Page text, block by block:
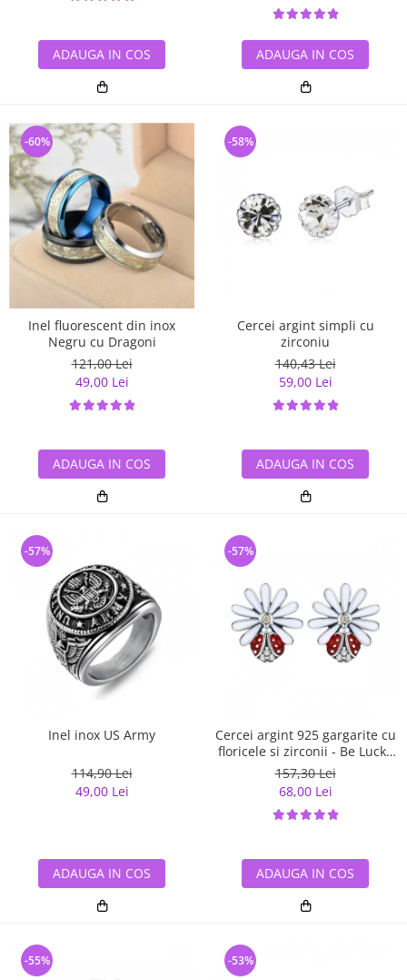
ADAUGA IN COS ADAUGA IN COS
Inel fluorescent din inox
Negru cu Dragoni
121,00 Lei
49,00 Lei
-60%
ADAUGA IN COS
Cercei argint simpli cu
zirconiu
140,43 Lei
59,00 Lei
-58%
ADAUGA IN COS
Inel inox US Army
114,90 Lei
49,00 Lei
-57%
ADAUGA IN COS
Cercei argint 925 gargarite cu
floricele si zirconii - Be Lucky
EST0022
157,30 Lei
68,00 Lei
-57%
ADAUGA IN COS
-55% -53%